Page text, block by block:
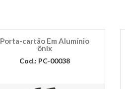
Porta-cartão Em Alumínio
ônix
Cod.: PC-00038